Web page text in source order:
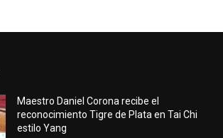
Maestro Daniel Corona recibe el
reconocimiento Tigre de Plata en Tai Chi
estilo Yang